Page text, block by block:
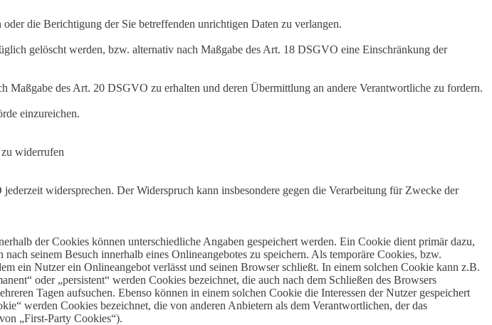
die Berichtigung der Sie betreffenden unrichtigen Daten zu verlangen.
gelöscht werden, bzw. alternativ nach Maßgabe des Art. 18 DSGVO eine Einschränkung der
Maßgabe des Art. 20 DSGVO zu erhalten und deren Übermittlung an andere Verantwortliche zu fordern.
einzureichen.
widerrufen
widersprechen. Der Widerspruch kann insbesondere gegen die Verarbeitung für Zwecke der
der Cookies können unterschiedliche Angaben gespeichert werden. Ein Cookie dient primär dazu,
seinem Besuch innerhalb eines Onlineangebotes zu speichern. Als temporäre Cookies, bzw.
ein Nutzer ein Onlineangebot verlässt und seinen Browser schließt. In einem solchen Cookie kann z.B.
oder „persistent“ werden Cookies bezeichnet, die auch nach dem Schließen des Browsers
Tagen aufsuchen. Ebenso können in einem solchen Cookie die Interessen der Nutzer gespeichert
werden Cookies bezeichnet, die von anderen Anbietern als dem Verantwortlichen, der das
„First-Party Cookies“).